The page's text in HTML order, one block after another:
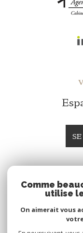
Comme
utilise
On aimerait vous